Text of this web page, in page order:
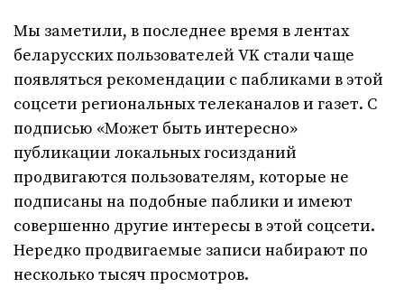
Мы заметили, в последнее время в лентах
беларусских пользователей VK стали чаще
появляться рекомендации с пабликами в этой
соцсети региональных телеканалов и газет. С
подписью «Может быть интересно»
публикации локальных госизданий
продвигаются пользователям, которые не
подписаны на подобные паблики и имеют
совершенно другие интересы в этой соцсети.
Нередко продвигаемые записи набирают по
несколько тысяч просмотров.